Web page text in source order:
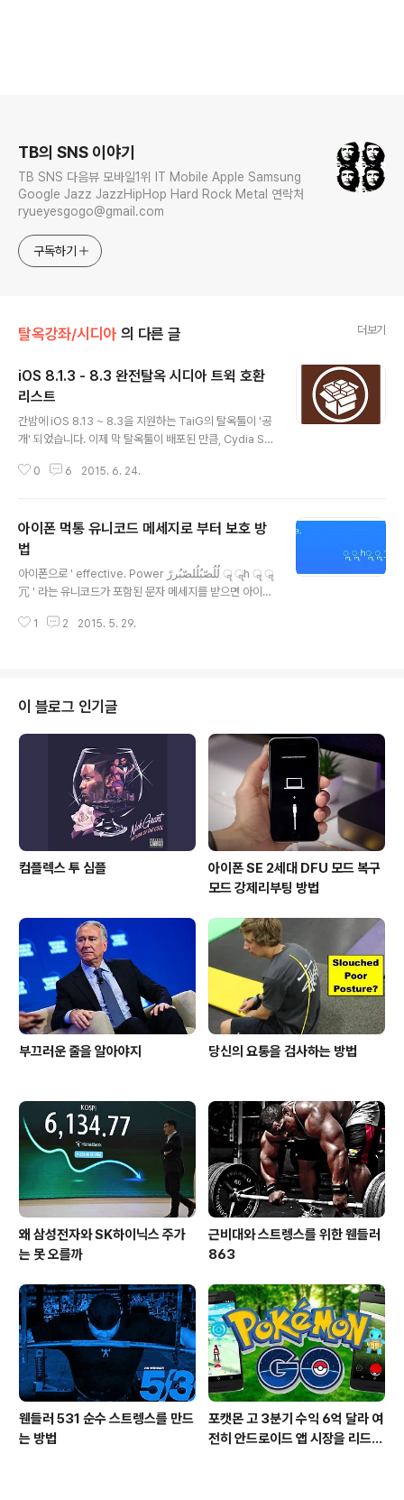
TB의 SNS 이야기
TB SNS 다음뷰 모바일1위 IT Mobile Apple Samsung
Google Jazz JazzHipHop Hard Rock Metal 연락처
ryueyesgogo@gmail.com
구독하기
탈옥강좌/시디아 의 다른 글 더보기
iOS 8.1.3 - 8.3 완전탈옥 시디아 트윅 호환
리스트
간밤에 iOS 8.13 ~ 8.3을 지원하는 TaiG의 탈옥툴이 '공
개' 되었습니다. 이제 막 탈옥툴이 배포된 만큼, Cydia Su
않습니다. 현재 JB 개발자들은 빠르게 8.3 호환 업데이트
에 맞는 탈옥 환경을 구축하면 되겠습니다. 아래의 리스트
는 'Google Spreadsheets'를 통해서 실시간으로 업데
이트 되는 중이니, 이 글을 읽는 시점이 글 쓴 시점과 차이
가 나면 구글 문서를 통해서 확인하면 되겠습니다. ▲ T.B
의 SNS 이야기 블로그의 모든 글은 저작권법의 보호를 받
습니다. 어떠한 상업적인 이용도 허가하지 ..
0 6 2015. 6. 24.
아이폰 먹통 유니코드 메세지로 부터 보호 방
법
아이폰으로 ' effective. Power لُلُصّبُلُلصّبُررً ॣ ॣh ॣ ॣ
冗 ' 라는 유니코드가 포함된 문자 메세지를 받으면 아이폰
최초 발견된 버그로 아이폰, 아이패드, 애플워치와 같은 iO
했는데, 해외외신들은 이 문자열을 무려 '50여 차례' 조금
씩 바꿔가면서 아이폰을 먹통을 만들기도 했다.(참고) 1. 원
칙적으로는 당신에게 테러를 가한 사람에게 답장을 보낼
경우, 문제가 해결된다.2. 아이패드나 맥 등 메시지를 보낼
수 있는 다른 기기가 있다면, ..
1 2 2015. 5. 29.
이 블로그 인기글
컴플렉스 투 심플
아이폰 SE 2세대 DFU 모드 복구
모드 강제리부팅 방법
부끄러운 줄을 알아야지 당신의 요통을 검사하는 방법
왜 삼성전자와 SK하이닉스 주가
는 못 오를까
근비대와 스트렝스를 위한 웬들러
863
웬들러 531 순수 스트렝스를 만드
는 방법
포캣몬 고 3분기 수익 6억 달라 여
전히 안드로이드 앱 시장을 리드